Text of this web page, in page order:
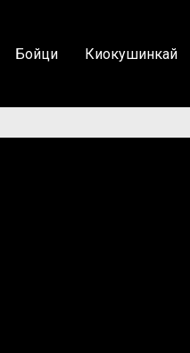
Бойци Киокушинкай